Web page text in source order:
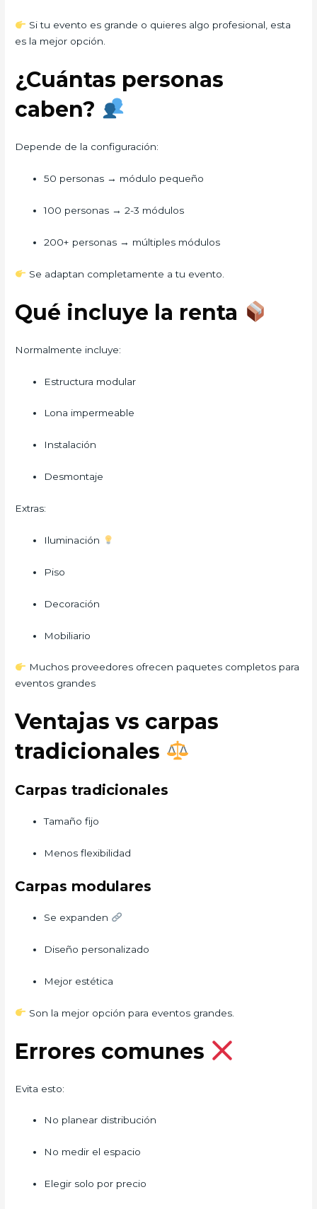
Si tu evento es grande o quieres algo profesional, esta
es la mejor opción.
¿Cuántas personas
caben?
Depende de la configuración:
50 personas → módulo pequeño
100 personas → 2-3 módulos
200+ personas → múltiples módulos
Se adaptan completamente a tu evento.
Qué incluye la renta
Normalmente incluye:
Estructura modular
Lona impermeable
Instalación
Desmontaje
Extras:
Iluminación
Piso
Decoración
Mobiliario
Muchos proveedores ofrecen paquetes completos para
eventos grandes
Ventajas vs carpas
tradicionales
Carpas tradicionales
Tamaño fijo
Menos flexibilidad
Carpas modulares
Se expanden
Diseño personalizado
Mejor estética
Son la mejor opción para eventos grandes.
Errores comunes
Evita esto:
No planear distribución
No medir el espacio
Elegir solo por precio